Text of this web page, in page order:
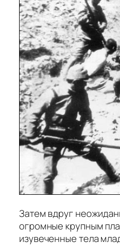
Затем вдруг
огромные крупным
изувеченные тела